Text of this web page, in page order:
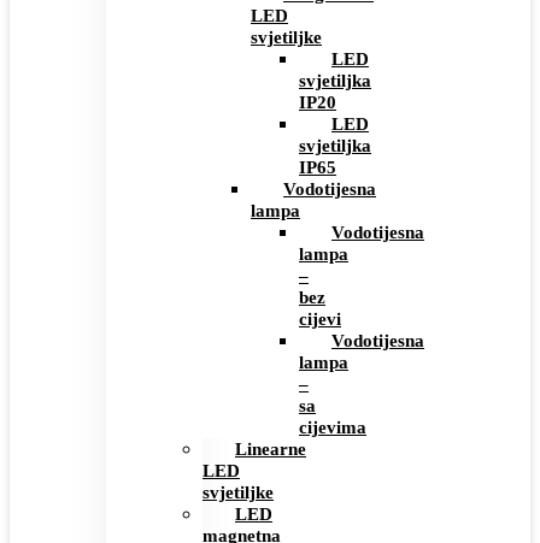
LED
svjetiljke
LED
svjetiljka
IP20
LED
svjetiljka
IP65
Vodotijesna
lampa
Vodotijesna
lampa
–
bez
cijevi
Vodotijesna
lampa
–
sa
cijevima
Linearne
LED
svjetiljke
LED
magnetna